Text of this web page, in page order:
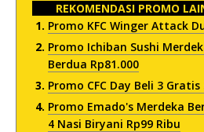
REKOMENDASI PROMO
Promo KFC Winger Attack
Promo Ichiban Sushi
Berdua Rp81.000
Promo CFC Day Beli 3
Promo Emado's Merdeka
4 Nasi Biryani Rp99 Ribu